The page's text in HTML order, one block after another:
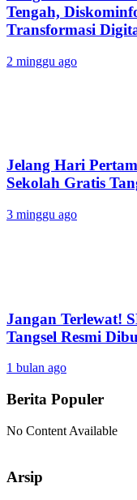
Tengah,
Transformasi
2 minggu ago
Jelang Hari
Sekolah Gratis
3 minggu ago
Jangan Terlewat!
Tangsel Resmi
1 bulan ago
Berita Populer
No Content Available
Arsip